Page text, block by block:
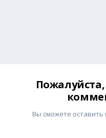
Вы сможете